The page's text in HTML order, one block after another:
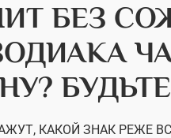
БЕЗ
КАКОЙ ЗНАК РЕЖЕ